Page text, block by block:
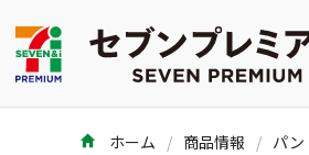
ホーム 商品情報 パン